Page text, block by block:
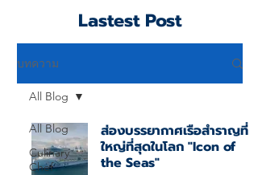
Lastest Post
บทความ
All Blog
Culinary
Chef
All Blog
ส่องบรรยากาศเรือสำราญที่
ใหญ่ที่สุดในโลก "Icon of
the Seas"